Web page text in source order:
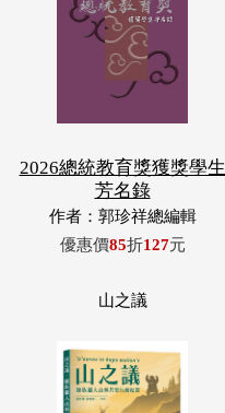
2026總統教育獎獲獎學生
芳名錄
作者：郭珍祥總編輯
優惠價85折127元
山之議